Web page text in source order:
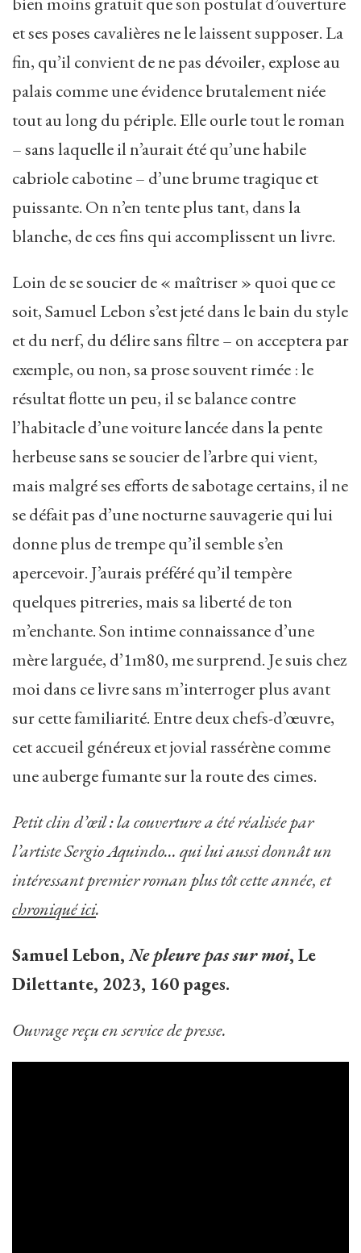
et ses poses cavalières ne le laissent supposer. La
fin, qu’il convient de ne pas dévoiler, explose au
palais comme une évidence brutalement niée
tout au long du périple. Elle ourle tout le roman
– sans laquelle il n’aurait été qu’une habile
cabriole cabotine – d’une brume tragique et
puissante. On n’en tente plus tant, dans la
blanche, de ces fins qui accomplissent un livre.
Loin de se soucier de « maîtriser » quoi que ce
soit, Samuel Lebon s’est jeté dans le bain du style
et du nerf, du délire sans filtre – on acceptera par
exemple, ou non, sa prose souvent rimée : le
résultat flotte un peu, il se balance contre
l’habitacle d’une voiture lancée dans la pente
herbeuse sans se soucier de l’arbre qui vient,
mais malgré ses efforts de sabotage certains, il ne
se défait pas d’une nocturne sauvagerie qui lui
donne plus de trempe qu’il semble s’en
apercevoir. J’aurais préféré qu’il tempère
quelques pitreries, mais sa liberté de ton
m’enchante. Son intime connaissance d’une
mère larguée, d’1m80, me surprend. Je suis chez
moi dans ce livre sans m’interroger plus avant
sur cette familiarité. Entre deux chefs-d’œuvre,
cet accueil généreux et jovial rassérène comme
une auberge fumante sur la route des cimes.
Petit clin d’œil : la couverture a été réalisée par
l’artiste Sergio Aquindo… qui lui aussi donnât un
intéressant premier roman plus tôt cette année, et
chroniqué ici.
Samuel Lebon,Ne pleure pas sur moi, Le
Dilettante, 2023, 160 pages.
Ouvrage reçu en service de presse.